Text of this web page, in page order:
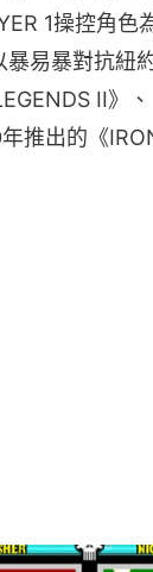
1操控角色
易暴對抗紐
II》
推出的《
遊戲，當中